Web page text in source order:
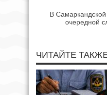
В
очередной
ЧИТАЙТЕ